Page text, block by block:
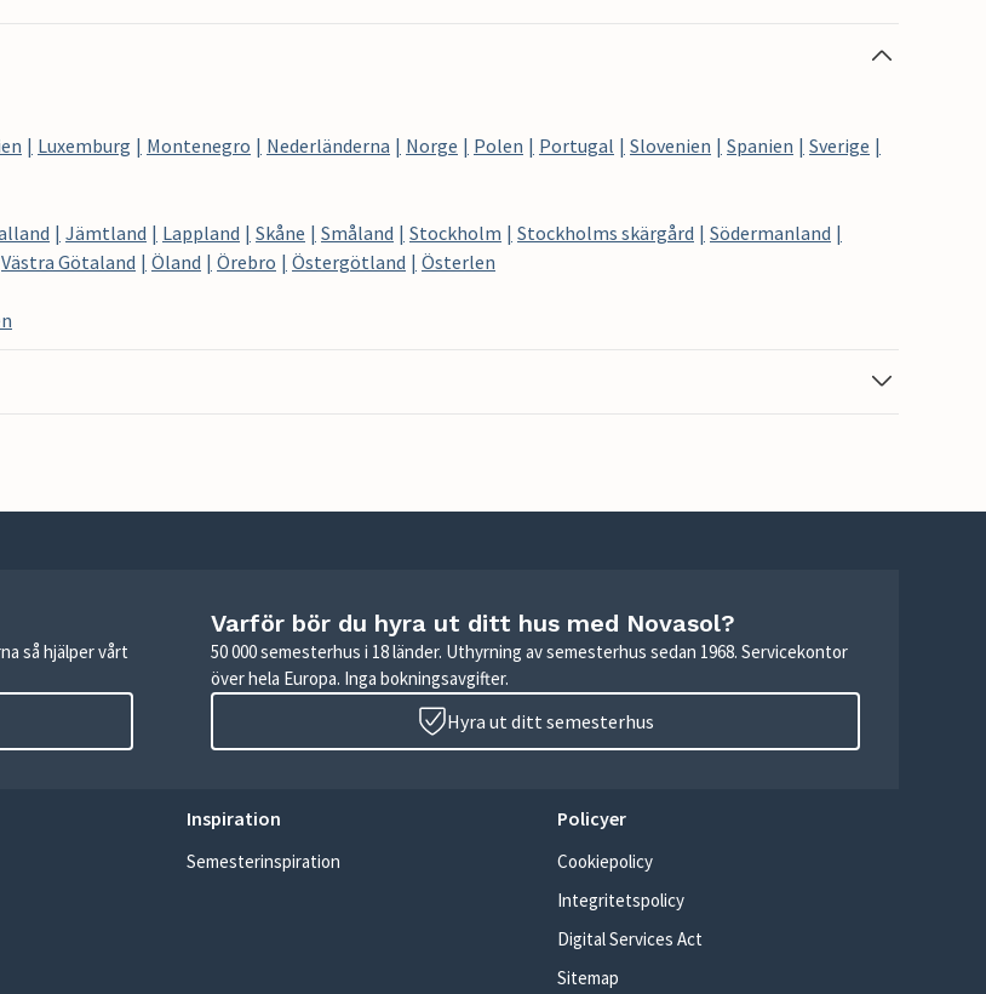
Luxemburg Montenegro Nederländerna Norge Polen Portugal Slovenien Spanien
Sverige
Jämtland Lappland Skåne Småland Stockholm Stockholms skärgård
Södermanland
Västra Götaland Öland Örebro Östergötland
Österlen
så hjälper vårt
Varför bör du hyra ut ditt hus med Novasol?
50 000 semesterhus i 18 länder. Uthyrning av semesterhus sedan 1968. Servicekontor
över hela Europa. Inga bokningsavgifter.
Hyra ut ditt semesterhus
Inspiration
Semesterinspiration
Policyer
Cookiepolicy
Integritetspolicy
Digital Services Act
Sitemap